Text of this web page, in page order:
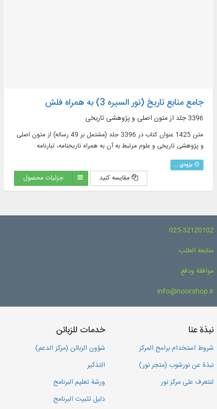
جامع منابع تاریخ (نور السیره 3) به همراه فلش
3396 جلد از متون اصلی و پژوهشی تاریخی
متن 1425 عنوان کتاب در 3396 جلد (مشتمل بر 49 رساله) از متون اصلی
و پژوهشی تاریخی و علوم مرتبط به آن به همراه تاریخنامه، تبارنامه
بزودی ...
مقایسه کنید جزئیات محصول
025-32120102
متابعة الطلب
موافقة ودفع
info@noorshop.ir
نبذة عنا
شروط استخدام برامج المركز
نبذة عن نورشوب (متجر نور)
لنتعرف على مركز نور
خدمات للزبائن
شؤون الزبائن (مركز الدعم)
التذكير
ورشة تعليم البرنامج
دليل تثبيت البرنامج